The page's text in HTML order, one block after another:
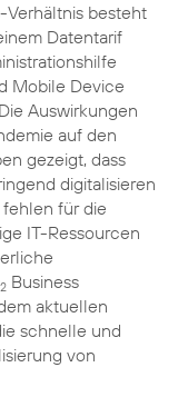
Verhältnis besteht
Datentarif
Mobile Device
Auswirkungen
auf den
gezeigt, dass
digitalisieren
fehlen für die
IT-Ressourcen
2Business
aktuellen
schnelle und
von